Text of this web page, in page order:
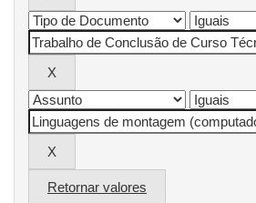
Retornar valores